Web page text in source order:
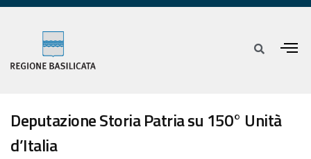
Deputazione Storia Patria su 150° Unità
d’Italia